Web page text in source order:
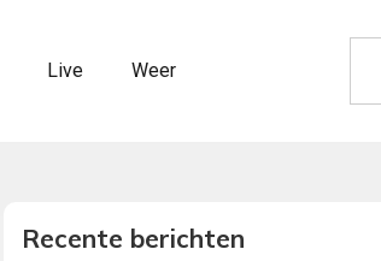
Live Weer
Recente berichten